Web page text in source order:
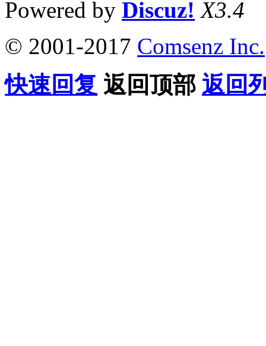
Powered by Discuz! X3.4
© 2001-2017 Comsenz Inc.
快速回复 返回顶部 返回